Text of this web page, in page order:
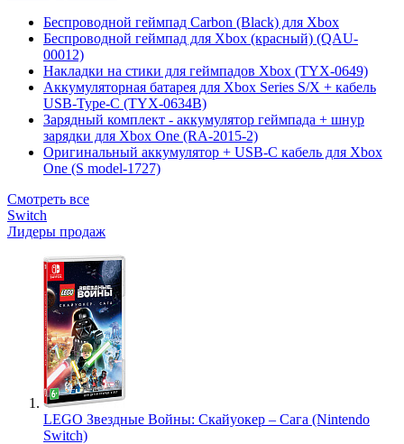
Беспроводной геймпад Carbon (Black) для Xbox
Беспроводной геймпад для Xbox (красный) (QAU-
00012)
Накладки на стики для геймпадов Xbox (TYX-0649)
Аккумуляторная батарея для Xbox Series S/X + кабель
USB-Type-C (TYX-0634B)
Зарядный комплект - аккумулятор геймпада + шнур
зарядки для Xbox One (RA-2015-2)
Оригинальный аккумулятор + USB-C кабель для Xbox
One (S model-1727)
Смотреть все
Switch
Лидеры продаж
LEGO Звездные Войны: Скайуокер – Сага (Nintendo
Switch)